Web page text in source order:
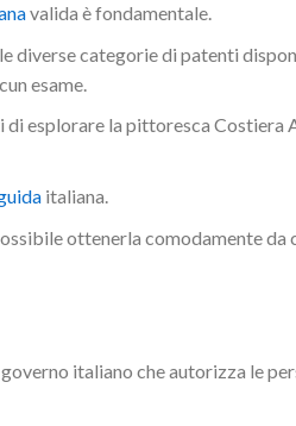
valida è fondamentale.
diverse categorie di patenti
esame.
di esplorare la pittoresca
italiana.
ottenerla comodamente da
italiano che autorizza le